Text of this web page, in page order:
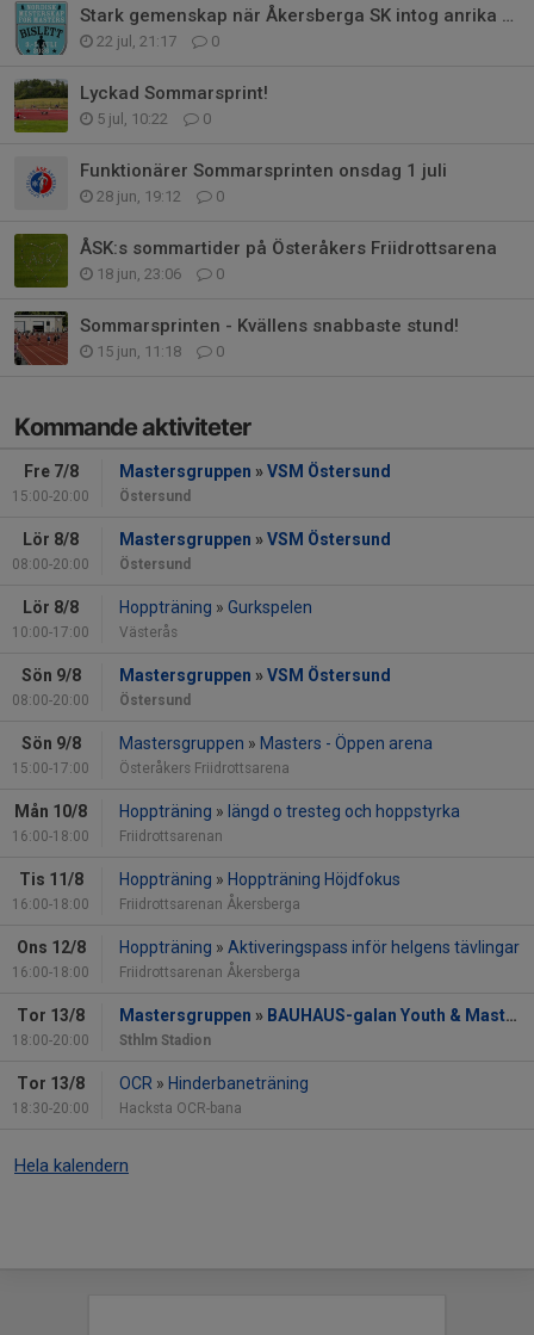
Stark gemenskap när Åkersberga SK intog anrika Bislett i Oslo
22 jul, 21:17 0
Lyckad Sommarsprint!
5 jul, 10:22 0
Funktionärer Sommarsprinten onsdag 1 juli
28 jun, 19:12 0
ÅSK:s sommartider på Österåkers Friidrottsarena
18 jun, 23:06 0
Sommarsprinten - Kvällens snabbaste stund!
15 jun, 11:18 0
Kommande aktiviteter
Fre 7/8
15:00-20:00
Mastersgruppen »VSM Östersund
Östersund
Lör 8/8
08:00-20:00
Mastersgruppen »VSM Östersund
Östersund
Lör 8/8
10:00-17:00
Hoppträning » Gurkspelen
Västerås
Sön 9/8
08:00-20:00
Mastersgruppen »VSM Östersund
Östersund
Sön 9/8
15:00-17:00
Mastersgruppen » Masters - Öppen arena
Österåkers Friidrottsarena
Mån 10/8
16:00-18:00
Hoppträning » längd o tresteg och hoppstyrka
Friidrottsarenan
Tis 11/8
16:00-18:00
Hoppträning » Hoppträning Höjdfokus
Friidrottsarenan Åkersberga
Ons 12/8
16:00-18:00
Hoppträning » Aktiveringspass inför helgens tävlingar
Friidrottsarenan Åkersberga
Tor 13/8
18:00-20:00
Mastersgruppen » BAUHAUS-galan Youth & Masters
Sthlm Stadion
Tor 13/8
18:30-20:00
OCR » Hinderbaneträning
Hacksta OCR-bana
Hela kalendern